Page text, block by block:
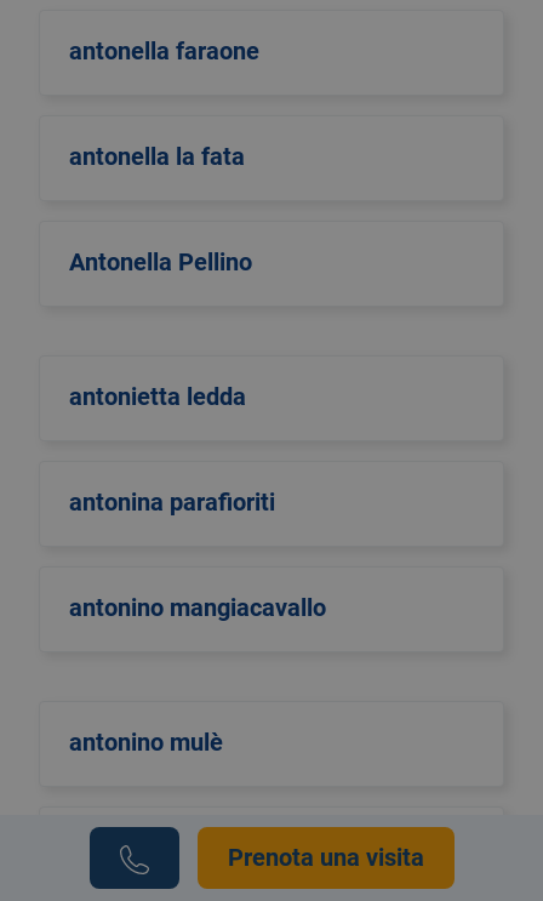
antonella faraone
antonella la fata
Antonella Pellino
antonietta ledda
antonina parafioriti
antonino mangiacavallo
antonino mulè
antonio di maggioPrenota una visita